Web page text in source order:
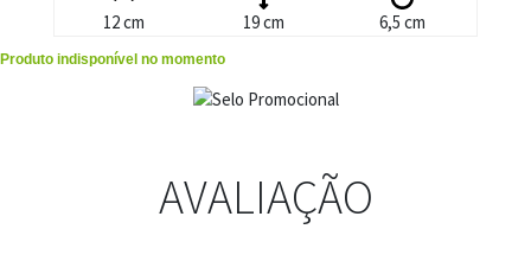
12 cm 19 cm 6,5 cm
Produto indisponível no momento
AVALIAÇÃO